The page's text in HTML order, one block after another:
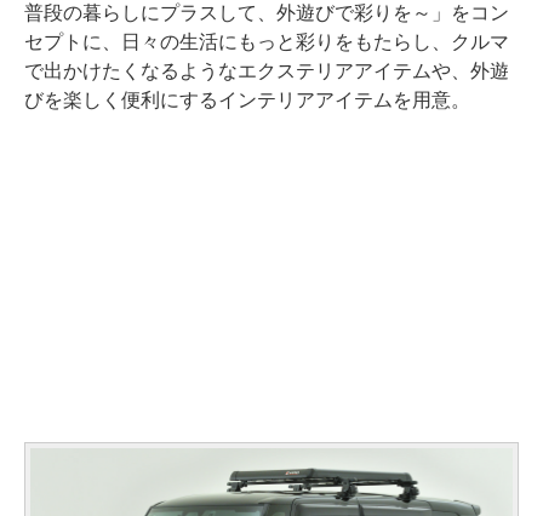
普段の暮らしにプラスして、外遊びで彩りを～」をコン
セプトに、日々の生活にもっと彩りをもたらし、クルマ
で出かけたくなるようなエクステリアアイテムや、外遊
びを楽しく便利にするインテリアアイテムを用意。